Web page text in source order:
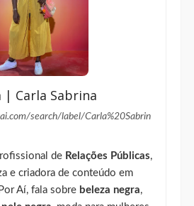
| Carla Sabrina
search/label/Carla%20Sabrin
de Relações Públicas,
e criadora de conteúdo em
Aí, fala sobre beleza negra,